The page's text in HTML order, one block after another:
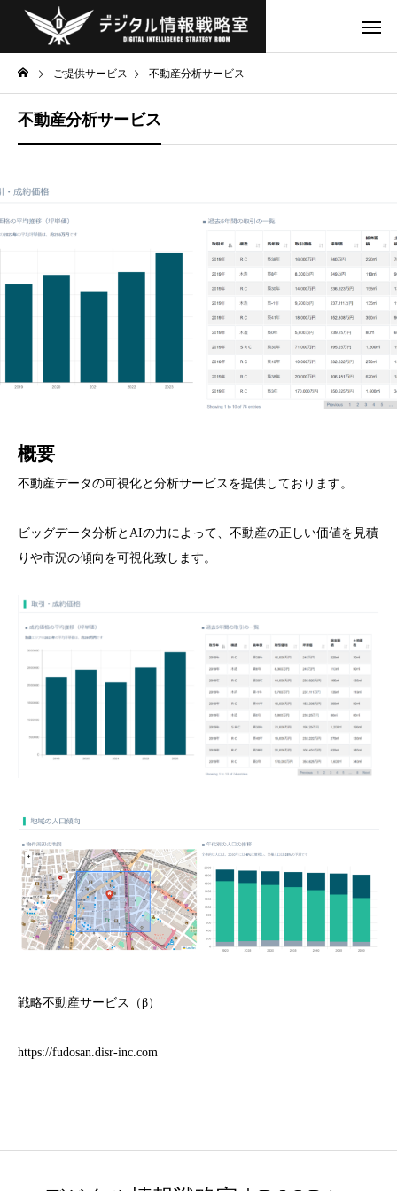
ご提供サービス 不動産分析サービス
不動産分析サービス
概要
不動産データの可視化と分析サービスを提供しております。
ビッグデータ分析とAIの力によって、不動産の正しい価値を見積
りや市況の傾向を可視化致します。
戦略不動産サービス（β）
https://fudosan.disr-inc.com